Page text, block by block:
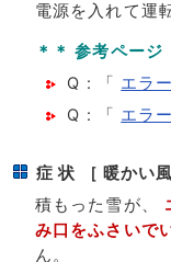
電源を入れて運
＊＊ 参考ページ
Q : 「 エラ
Q : 「 エラ
症 状 ［ 暖かい
積もった雪が、
み口をふさいで
ん。